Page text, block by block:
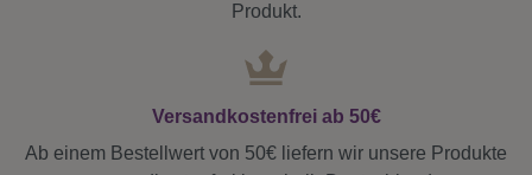
Produkt.
Versandkostenfrei ab 50€
Ab einem Bestellwert von 50€ liefern wir unsere Produkte